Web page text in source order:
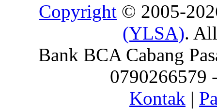
Copyright © 2005-
(YLSA).
Bank BCA Cabang
0790266579
Kontak |